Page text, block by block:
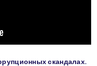
скандалах.